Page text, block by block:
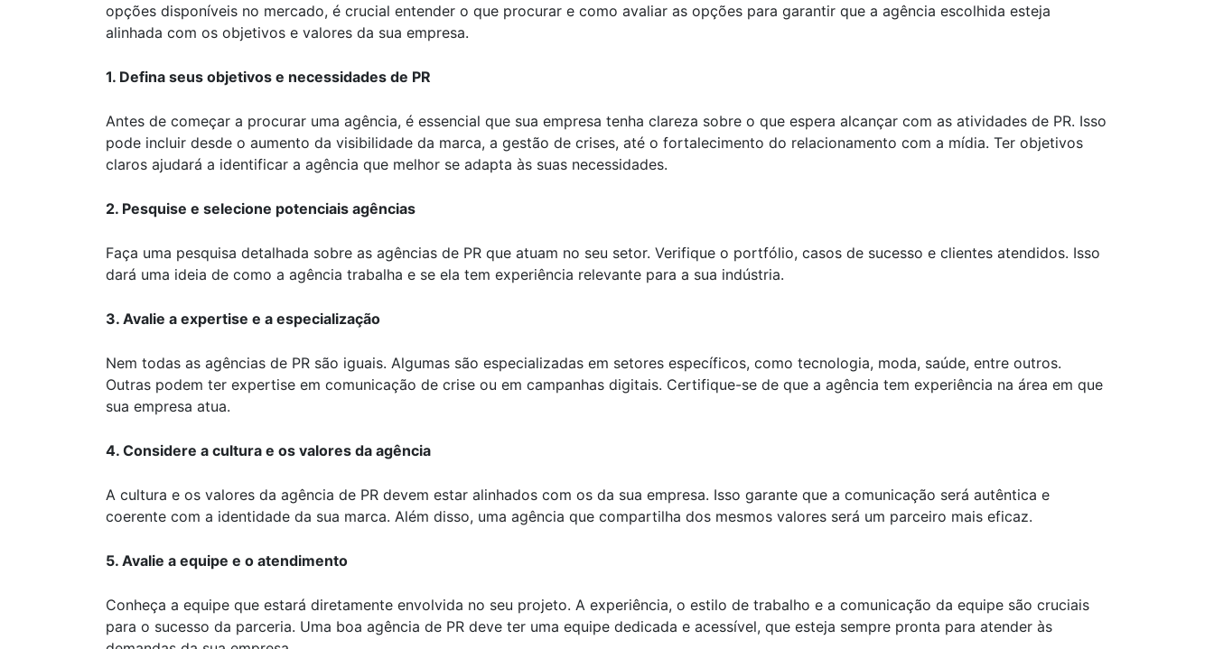
opções disponíveis no mercado, é crucial entender o que procurar e como avaliar as opções para garantir que a agência escolhida esteja
alinhada com os objetivos e valores da sua empresa.
1. Defina seus objetivos e necessidades de PR
Antes de começar a procurar uma agência, é essencial que sua empresa tenha clareza sobre o que espera alcançar com as atividades de PR. Isso
pode incluir desde o aumento da visibilidade da marca, a gestão de crises, até o fortalecimento do relacionamento com a mídia. Ter objetivos
claros ajudará a identificar a agência que melhor se adapta às suas necessidades.
2. Pesquise e selecione potenciais agências
Faça uma pesquisa detalhada sobre as agências de PR que atuam no seu setor. Verifique o portfólio, casos de sucesso e clientes atendidos. Isso
dará uma ideia de como a agência trabalha e se ela tem experiência relevante para a sua indústria.
3. Avalie a expertise e a especialização
Nem todas as agências de PR são iguais. Algumas são especializadas em setores específicos, como tecnologia, moda, saúde, entre outros.
Outras podem ter expertise em comunicação de crise ou em campanhas digitais. Certifique-se de que a agência tem experiência na área em que
sua empresa atua.
4. Considere a cultura e os valores da agência
A cultura e os valores da agência de PR devem estar alinhados com os da sua empresa. Isso garante que a comunicação será autêntica e
coerente com a identidade da sua marca. Além disso, uma agência que compartilha dos mesmos valores será um parceiro mais eficaz.
5. Avalie a equipe e o atendimento
Conheça a equipe que estará diretamente envolvida no seu projeto. A experiência, o estilo de trabalho e a comunicação da equipe são cruciais
para o sucesso da parceria. Uma boa agência de PR deve ter uma equipe dedicada e acessível, que esteja sempre pronta para atender às